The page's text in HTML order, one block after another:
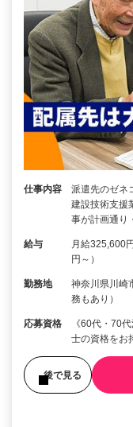
仕事内容
派遣先のゼネ
建設技術支援
事が計画通り
給与
月給325,600
円～）
勤務地
神奈川県川崎
務もあり）
応募資格
《60代・70
士の資格をお
後で見る